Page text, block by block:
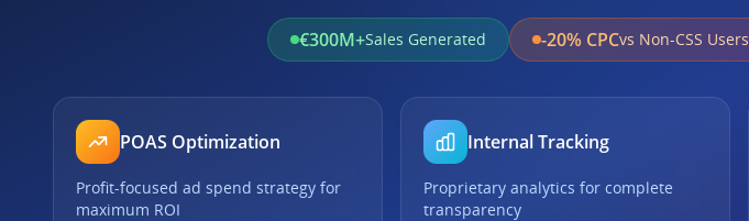
€300M+Sales Generated -20% CPCvs Non-CSS Users
POAS Optimization
Profit-focused ad spend strategy for
maximum ROI
Internal Tracking
Proprietary analytics for complete
transparency